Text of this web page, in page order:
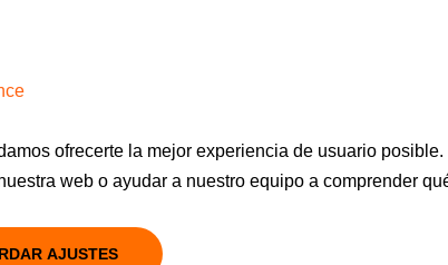
ofrecerte la mejor experiencia de usuario
web o ayudar a nuestro equipo a comprender
AJUSTES